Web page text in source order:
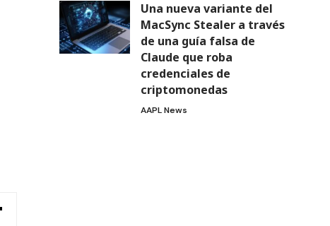
Una nueva variante del
MacSync Stealer a través
de una guía falsa de
Claude que roba
credenciales de
criptomonedas
AAPL News